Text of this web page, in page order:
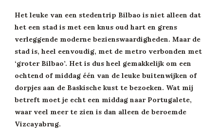
Het leuke van een stedentrip Bilbao is niet alleen dat
het een stad is met een knus oud hart en grens
verleggende moderne bezienswaardigheden. Maar de
stad is, heel eenvoudig, met de metro verbonden met
‘groter Bilbao’. Het is dus heel gemakkelijk om een
ochtend of middag één van de leuke buitenwijken of
dorpjes aan de Baskische kust te bezoeken. Wat mij
betreft moet je echt een middag naar Portugalete,
waar veel meer te zien is dan alleen de beroemde
Vizcayabrug.